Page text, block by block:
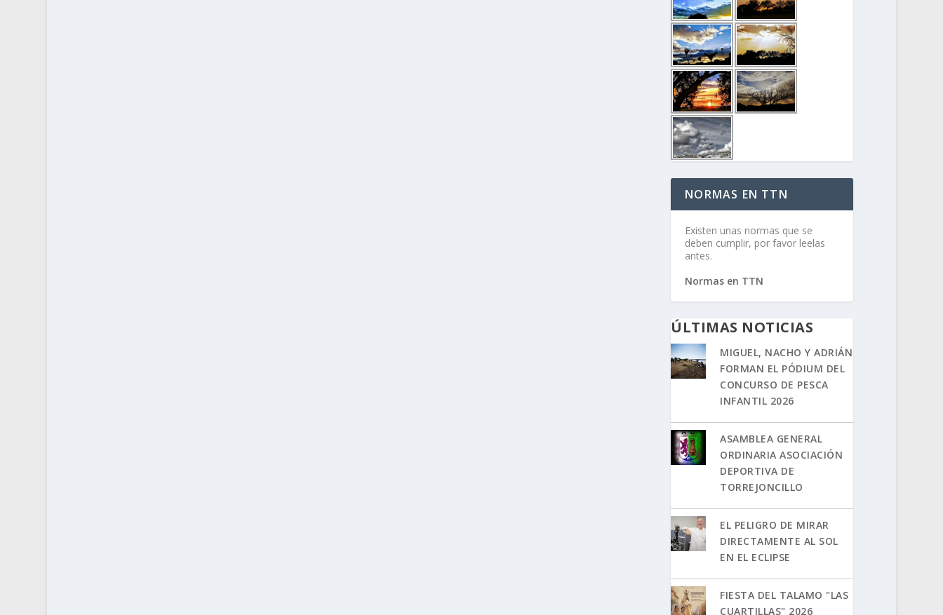
NORMAS EN TTN
Existen unas normas que se
deben cumplir, por favor leelas
antes.
Normas en TTN
ÚLTIMAS NOTICIAS
MIGUEL, NACHO Y ADRIÁN
FORMAN EL PÓDIUM DEL
CONCURSO DE PESCA
INFANTIL 2026
ASAMBLEA GENERAL
ORDINARIA ASOCIACIÓN
DEPORTIVA DE
TORREJONCILLO
EL PELIGRO DE MIRAR
DIRECTAMENTE AL SOL
EN EL ECLIPSE
FIESTA DEL TALAMO "LAS
CUARTILLAS" 2026